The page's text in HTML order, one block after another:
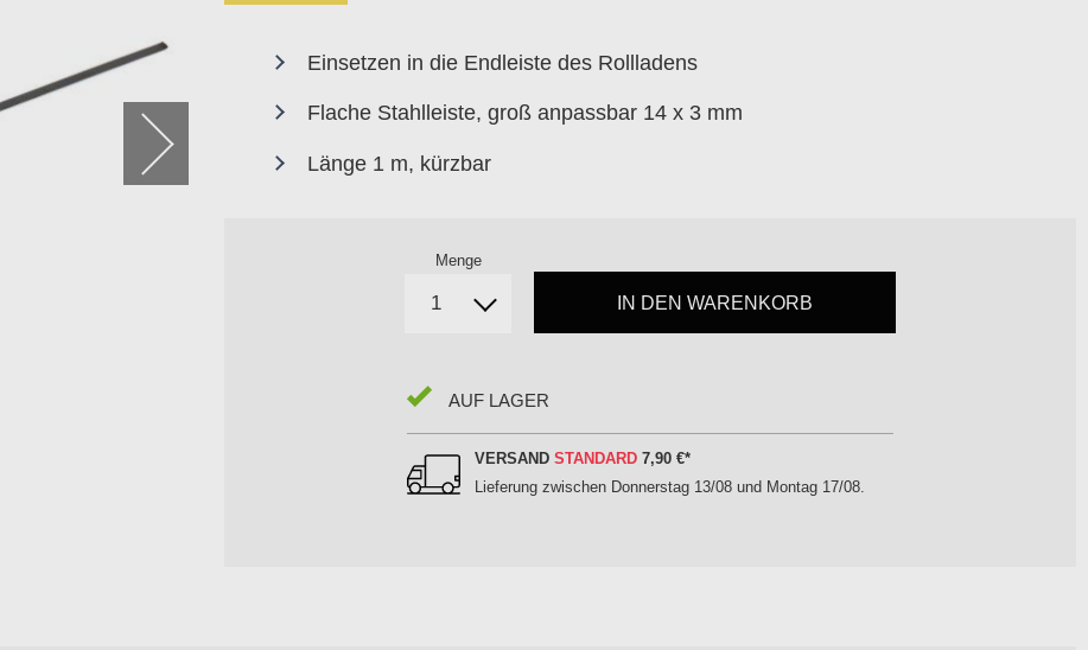
Einsetzen in die Endleiste des Rollladens
Flache Stahlleiste, groß anpassbar 14 x 3 mm
Länge 1 m, kürzbar
Menge
IN DEN WARENKORB
AUF LAGER
VERSANDSTANDARD 7,90 €*
Lieferung zwischen Donnerstag 13/08 und Montag 17/08